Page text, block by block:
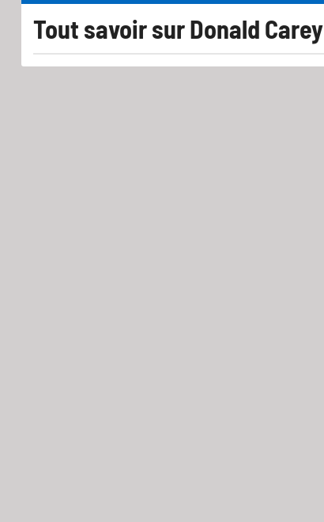
Tout savoir surDonald Carey